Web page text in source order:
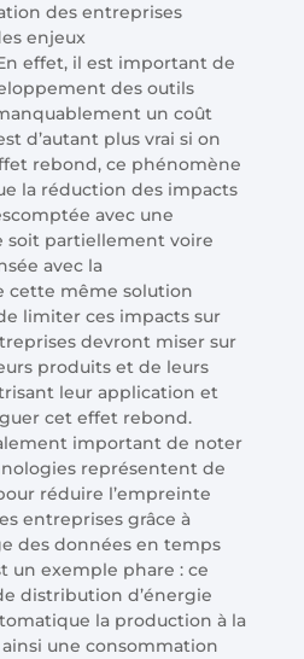
des entreprises
enjeux
effet, il est important de
des outils
un coût
d’autant plus vrai si on
rebond, ce phénomène
la réduction des impacts
avec une
soit partiellement voire
avec la
cette même solution
limiter ces impacts sur
devront miser sur
produits et de leurs
leur application et
cet effet rebond.
important de noter
représentent de
réduire l’empreinte
entreprises grâce à
des données en temps
un exemple phare : ce
distribution d’énergie
la production à la
une consommation